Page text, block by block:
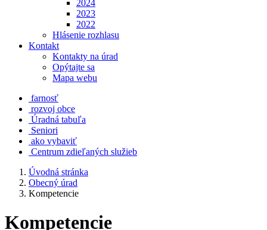
2024
2023
2022
Hlásenie rozhlasu
Kontakt
Kontakty na úrad
Opýtajte sa
Mapa webu
farnosť
rozvoj obce
Úradná tabuľa
Seniori
ako vybaviť
Centrum zdieľaných služieb
Úvodná stránka
Obecný úrad
Kompetencie
Kompetencie